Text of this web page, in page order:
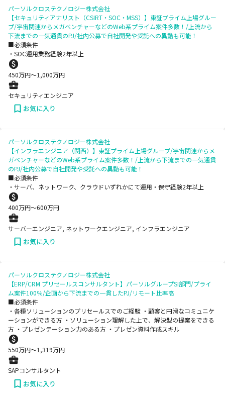
パーソルクロステクノロジー株式会社
【セキュリティアナリスト（CSIRT・SOC・MSS）】東証プライム上場グルー
プ/宇宙関連からメガベンチャーなどのWeb系プライム案件多数！/上流から
下流までの一気通貫のPJ/社内公募で自社開発や受託への異動も可能！
■必須条件
・SOC運用業務経験2年以上
450万円〜1,000万円
セキュリティエンジニア
お気に入り
パーソルクロステクノロジー株式会社
【インフラエンジニア（関西）】東証プライム上場グループ/宇宙関連からメ
ガベンチャーなどのWeb系プライム案件多数！/上流から下流までの一気通貫
のPJ/社内公募で自社開発や受託への異動も可能！
■必須条件
・サーバ、ネットワーク、クラウドいずれかにて運用・保守経験2年以上
400万円〜600万円
サーバーエンジニア, ネットワークエンジニア, インフラエンジニア
お気に入り
パーソルクロステクノロジー株式会社
【ERP/CRM プリセールスコンサルタント】パーソルグループSI部門/プライ
ム案件100％/企画から下流までの一貫したPJ/リモート比率高
■必須条件
・各種ソリューションのプリセールスでのご経験 ・顧客と円滑なコミュニケ
ーションができる方 ・ソリューション理解した上で、解決型の提案をできる
方 ・プレゼンテーション力のある方 ・プレゼン資料作成スキル
550万円〜1,319万円
SAPコンサルタント
お気に入り